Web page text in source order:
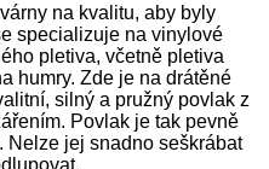
na kvalitu, aby byly
specializuje na vinylové
pletiva, včetně pletiva
humry. Zde je na drátěné
silný a pružný povlak z
Povlak je tak pevně
Nelze jej snadno seškrábat